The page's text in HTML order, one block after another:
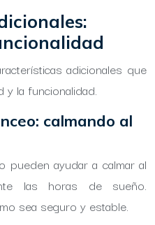
adicionales que
la funcionalidad.
calmando al
pueden ayudar a calmar al
las horas de sueño.
sea seguro y estable.